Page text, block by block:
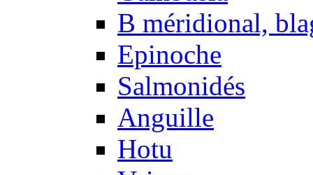
B méridional,
Epinoche
Salmonidés
Anguille
Hotu